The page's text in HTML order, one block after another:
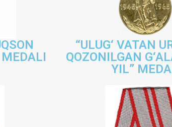
“ULUG‘ VATAN
QOZONILGAN
YIL”